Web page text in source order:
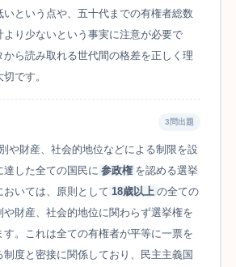
という点や、五十代までの有権者総数
より少ないという事実に注意が必要で
ら読み取れる世代間の格差を正しく理
です。
3問出題
や財産、社会的地位などによる制限を設
達した全ての国民に 参政権 を認める選挙
いては、原則として 18歳以上 の全ての
や財産、社会的地位に関わらず選挙権を
。これは全ての有権者が平等に一票を
度と密接に関係しており、民主主義国